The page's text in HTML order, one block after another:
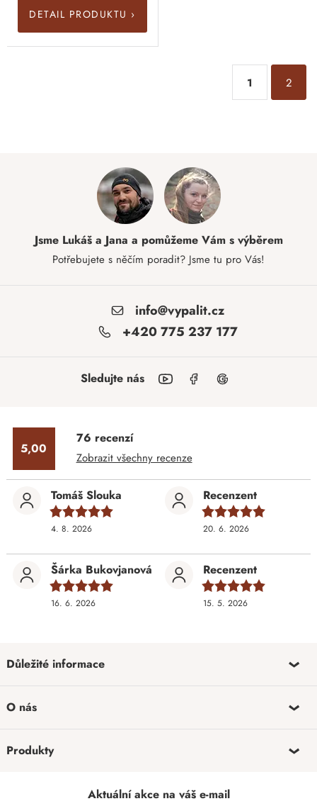
DETAIL PRODUKTU ›
1 2
Jsme Lukáš a Jana a pomůžeme Vám s výběrem
Potřebujete s něčím poradit? Jsme tu pro Vás!
info@vypalit.cz
+420 775 237 177
Sledujte nás
5,00
76 recenzí
Zobrazit všechny recenze
Tomáš Slouka
4. 8. 2026
Recenzent
20. 6. 2026
Šárka Bukovjanová
16. 6. 2026
Recenzent
15. 5. 2026
Důležité informace
O nás
Produkty
Aktuální akce na váš e-mail